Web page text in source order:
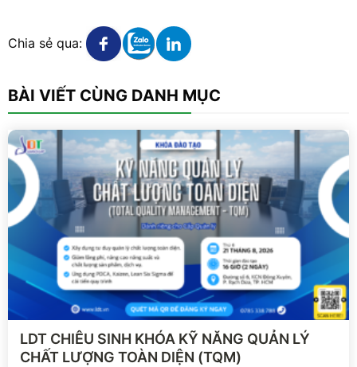
Chia sẻ qua: Xem chi tiết
Xem chi tiếtXem chi tiết
BÀI VIẾT CÙNG DANH MỤC
Xem chi tiết
LDT CHIÊU SINH KHÓA KỸ NĂNG QUẢN LÝ
CHẤT LƯỢNG TOÀN DIỆN (TQM)